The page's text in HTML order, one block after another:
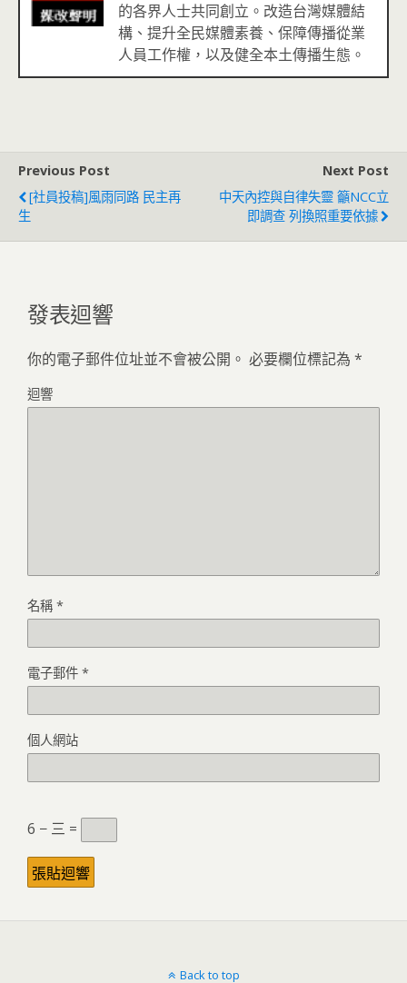
的各界人士共同創立。改造台灣媒體結
構、提升全民媒體素養、保障傳播從業
人員工作權，以及健全本土傳播生態。
Previous Post
[社員投稿]風雨同路 民主再
生
Next Post
中天內控與自律失靈 籲NCC立
即調查 列換照重要依據
發表迴響
你的電子郵件位址並不會被公開。 必要欄位標記為 *
迴響
名稱 *
電子郵件 *
個人網站
6 − 三 =
Back to top